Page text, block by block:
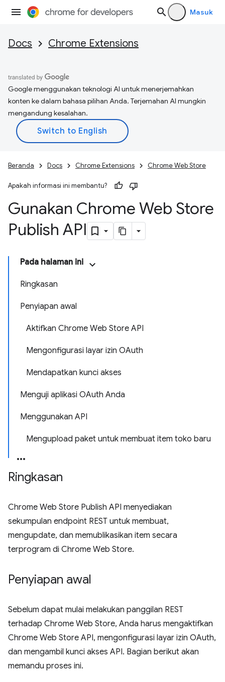
Masuk
Docs Chrome Extensions
Google menggunakan teknologi AI untuk menerjemahkan
konten ke dalam bahasa pilihan Anda. Terjemahan AI mungkin
mengandung kesalahan.
Beranda Docs Chrome Extensions Chrome Web Store
Apakah informasi ini membantu?
Gunakan Chrome Web Store
Publish API
Pada halaman ini
Ringkasan
Penyiapan awal
Aktifkan Chrome Web Store API
Mengonfigurasi layar izin OAuth
Mendapatkan kunci akses
Menguji aplikasi OAuth Anda
Menggunakan API
Mengupload paket untuk membuat item toko baru
Ringkasan
Chrome Web Store Publish API menyediakan
sekumpulan endpoint REST untuk membuat,
mengupdate, dan memublikasikan item secara
terprogram di Chrome Web Store.
Penyiapan awal
Sebelum dapat mulai melakukan panggilan REST
terhadap Chrome Web Store, Anda harus mengaktifkan
Chrome Web Store API, mengonfigurasi layar izin OAuth,
dan mengambil kunci akses API. Bagian berikut akan
memandu proses ini.